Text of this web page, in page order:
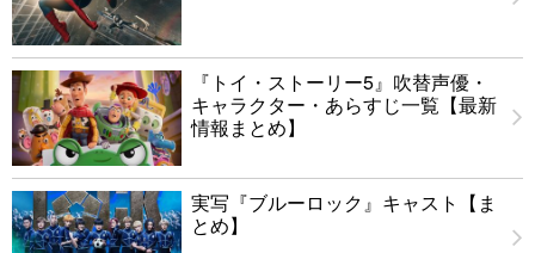
『トイ・ストーリー5』吹替声優・
キャラクター・あらすじ一覧【最新
情報まとめ】
実写『ブルーロック』キャスト【ま
とめ】